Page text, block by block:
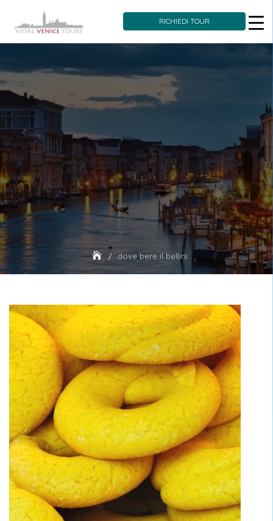
Skip
content
RICHIEDI TOUR
dove bere il bellini